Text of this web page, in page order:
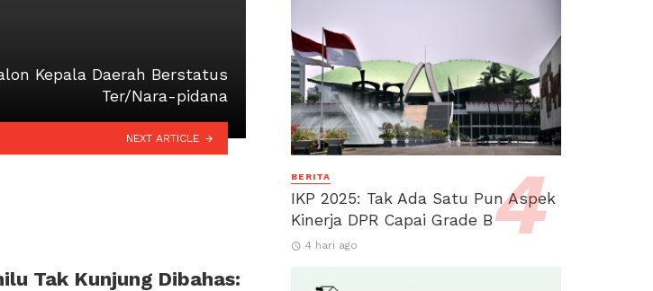
Kepala Daerah Berstatus
Ter/Nara-pidana
NEXT ARTICLE
Tak Kunjung Dibahas:
BERITA
IKP 2025: Tak Ada Satu Pun Aspek
Kinerja DPR Capai Grade B
4 hari ago